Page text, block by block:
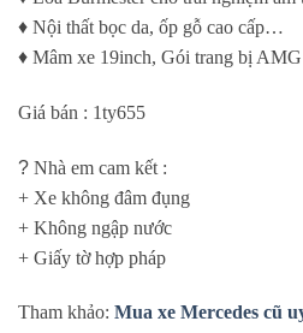
♦️ Nội thất bọc da, ốp gỗ cao cấp…
♦️ Mâm xe 19inch, Gói trang bị
Giá bán : 1ty655
? Nhà em cam kết :
+ Xe không đâm đụng
+ Không ngập nước
+ Giấy tờ hợp pháp
Tham khảo: Mua xe Mercedes cũ